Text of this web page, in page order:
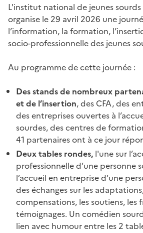
L'institut national de jeunes
organise le 29 avril 2026 une
l’information, la formation,
socio-professionnelle des jeunes
Au programme de cette journée :
Des stands de nombreux
et de l’insertion, des CFA, des
des entreprises ouvertes à
sourdes, des centres de
41 partenaires ont à ce jour
Deux tables rondes, l'une sur
professionnelle d’une personne
l’accueil en entreprise d’une
des échanges sur les
compensations, les soutiens, les
témoignages. Un comédien
lien avec humour entre les 2